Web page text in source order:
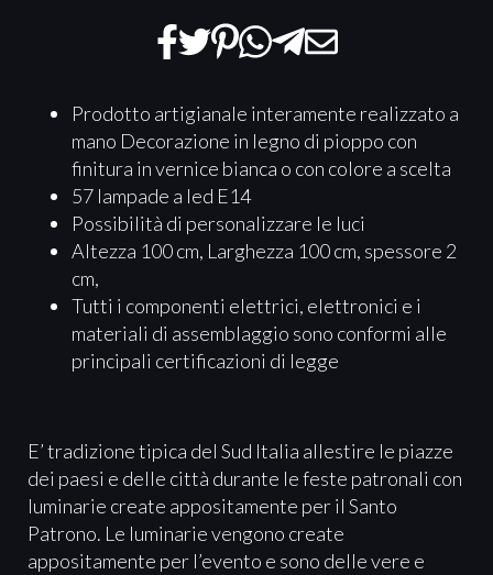
Prodotto artigianale interamente realizzato a
mano Decorazione in legno di pioppo con
finitura in vernice bianca o con colore a scelta
57 lampade a led E14
Possibilità di personalizzare le luci
Altezza 100 cm, Larghezza 100 cm, spessore 2
cm,
Tutti i componenti elettrici, elettronici e i
materiali di assemblaggio sono conformi alle
principali certificazioni di legge
E’ tradizione tipica del Sud Italia allestire le piazze
dei paesi e delle città durante le feste patronali con
luminarie create appositamente per il Santo
Patrono. Le luminarie vengono create
appositamente per l’evento e sono delle vere e